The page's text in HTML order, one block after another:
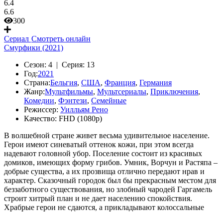
6.4
6.6
300
Сериал Смотреть онлайн
Смурфики (2021)
Сезон: 4 | Серия: 13
Год:2021
Страна:Бельгия, США, Франция, Германия
Жанр:Мультфильмы, Мультсериалы, Приключения,
Комедии, Фэнтези, Семейные
Режиссер: Уилльям Рено
Качество: FHD (1080p)
В волшебной стране живет весьма удивительное население.
Герои имеют синеватый оттенок кожи, при этом всегда
надевают головной убор. Поселение состоит из красивых
домиков, имеющих форму грибов. Умник, Ворчун и Растяпа –
добрые существа, а их прозвища отлично передают нрав и
характер. Сказочный городок был бы прекрасным местом для
беззаботного существования, но злобный чародей Гаргамель
строит хитрый план и не дает населению спокойствия.
Храбрые герои не сдаются, а прикладывают колоссальные